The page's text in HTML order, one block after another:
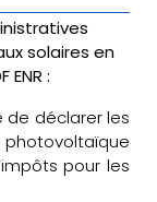
solaires en
:
de déclarer les
photovoltaïque
pour les